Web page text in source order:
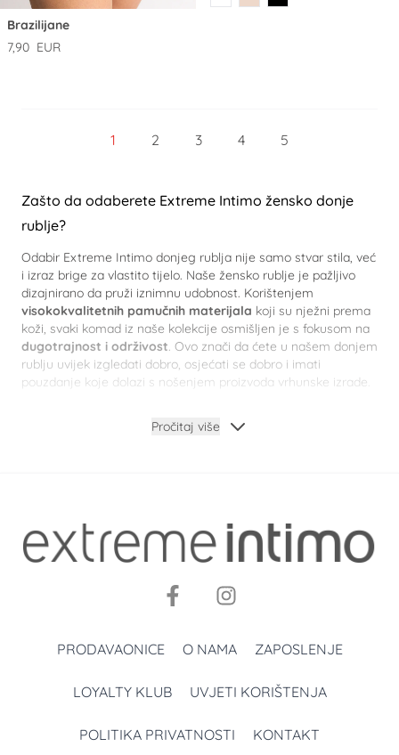
Brazilijane
7,90 EUR
Boja
Stranica
Trenutno pregledavate stranicu
1 Stranica
2 Stranica
3 Stranica
4 Stranica
5
Zašto da odaberete Extreme Intimo žensko donje
rublje?
Odabir Extreme Intimo donjeg rublja nije samo stvar stila, već
i izraz brige za vlastito tijelo. Naše žensko rublje je pažljivo
dizajnirano da pruži iznimnu udobnost. Korištenjem
visokokvalitetnih pamučnih materijala koji su nježni prema
koži, svaki komad iz naše kolekcije osmišljen je s fokusom na
dugotrajnost i održivost. Ovo znači da ćete u našem donjem
rublju uvijek izgledati dobro, osjećati se dobro i imati
pouzdanje koje dolazi s nošenjem proizvoda vrhunske izrade.
zbog čega naš asortiman uključuje žensko donje rublje
vrhunsku kvalitetu i neodoljiv dizajn!
Pamučno donje rublje za udobnost tijekom cijelog
!
Donje rublje kreirali smo s ciljem pružanjamaksimalne
udobnosti koja traje cijeli dan . Savršenspoj premium
osjeća potpuno opušteno i ugodno bez obzira na aktivnosti
Pročitaj više
PRODAVAONICE O NAMA ZAPOSLENJE
LOYALTY KLUB UVJETI KORIŠTENJA
POLITIKA PRIVATNOSTI KONTAKT